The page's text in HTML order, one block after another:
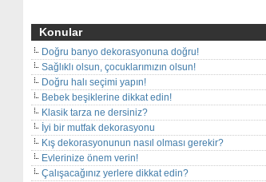
Konular
Doğru banyo dekorasyonuna doğru!
Sağlıklı olsun, çocuklarımızın olsun!
Doğru halı seçimi yapın!
Bebek beşiklerine dikkat edin!
Klasik tarza ne dersiniz?
İyi bir mutfak dekorasyonu
Kış dekorasyonunun nasıl olması gerekir?
Evlerinize önem verin!
Çalışacağınız yerlere dikkat edin?